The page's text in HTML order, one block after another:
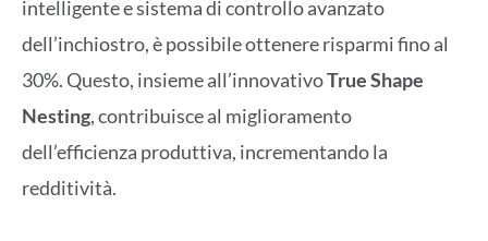
intelligente e sistema di controllo avanzato
dell’inchiostro, è possibile ottenere risparmi fino al
30%. Questo, insieme all’innovativoTrue Shape
Nesting, contribuisce al miglioramento
dell’efficienza produttiva, incrementando la
redditività.